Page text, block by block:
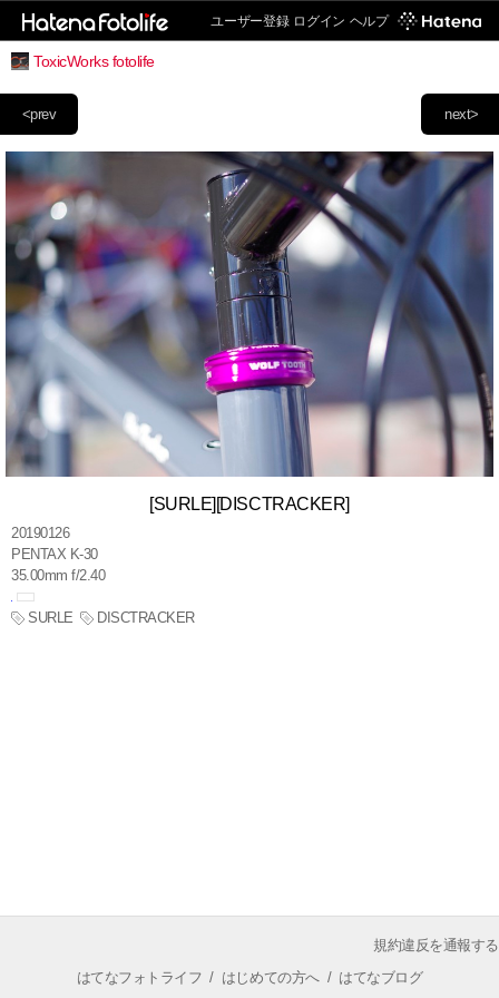
ユーザー登録 ログイン ヘルプ
ToxicWorks fotolife
next>
<prev
[SURLE][DISCTRACKER]
20190126
PENTAX K-30
35.00mm f/2.40
SURLE DISCTRACKER
規約違反を通報する
はてなフォトライフ / はじめての方へ/ はてなブログ